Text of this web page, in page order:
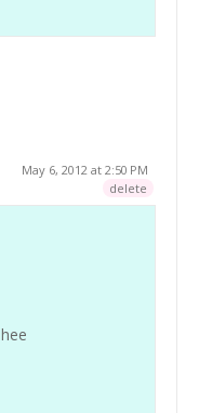
May 6, 2012 at 2:50 PM
delete
hee